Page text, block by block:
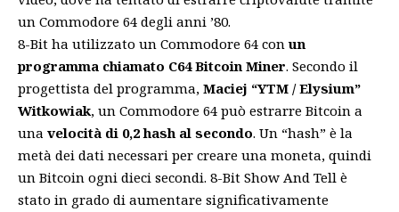
un Commodore 64 degli anni ’80.
8-Bit ha utilizzato un Commodore 64 con un
programma chiamato C64 Bitcoin Miner. Secondo il
progettista del programma, Maciej “YTM / Elysium”
Witkowiak, un Commodore 64 può estrarre Bitcoin a
una velocità di 0,2 hash al secondo. Un “hash” è la
metà dei dati necessari per creare una moneta, quindi
un Bitcoin ogni dieci secondi. 8-Bit Show And Tell è
stato in grado di aumentare significativamente